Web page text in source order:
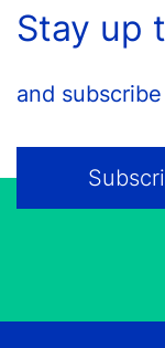
Stay up
and